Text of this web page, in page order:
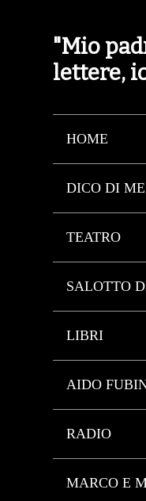
"Mio
lettere,
HOME
DICO DI ME
TEATRO
SALOTTO
LIBRI
AIDO
RADIO
MARCO E